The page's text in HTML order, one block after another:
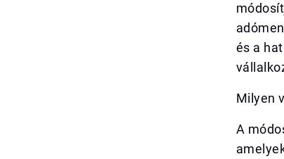
és a
Milyen
A